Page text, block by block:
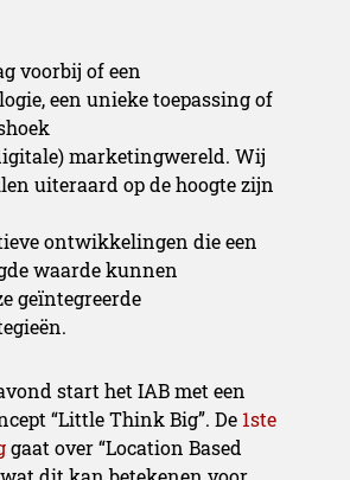
voorbij of een
een unieke toepassing of
marketingwereld. Wij
uiteraard op de hoogte zijn
ontwikkelingen die een
waarde kunnen
geïntegreerde
start het IABmet een
“Little Think Big”. De 1ste
gaat over “Location Based